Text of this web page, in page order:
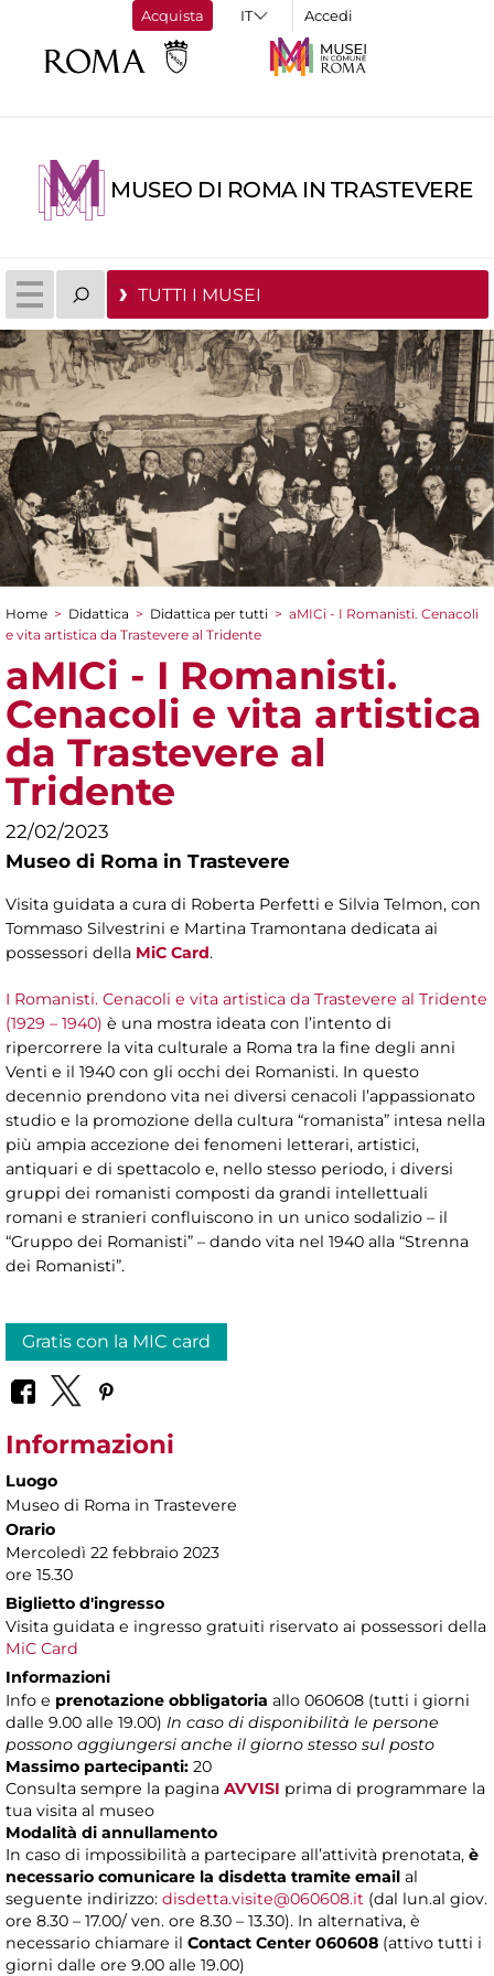
Acquista Accedi
MUSEO DI ROMA IN TRASTEVERE
TUTTI I MUSEI
Tu sei qui
Home > Didattica > Didattica per tutti > aMICi - I Romanisti. Cenacoli
e vita artistica da Trastevere al Tridente
aMICi - I Romanisti.
Cenacoli e vita artistica
da Trastevere al
Tridente
22/02/2023
Museo di Roma in Trastevere
Visita guidata a cura di Roberta Perfetti e Silvia Telmon, con
Tommaso Silvestrini e Martina Tramontana dedicata ai
possessori della MiC Card.
I Romanisti. Cenacoli e vita artistica da Trastevere al Tridente
(1929 – 1940) è una mostra ideata con l’intento di
ripercorrere la vita culturale a Roma tra la fine degli anni
Venti e il 1940 con gli occhi dei Romanisti. In questo
decennio prendono vita nei diversi cenacoli l’appassionato
studio e la promozione della cultura “romanista” intesa nella
più ampia accezione dei fenomeni letterari, artistici,
antiquari e di spettacolo e, nello stesso periodo, i diversi
gruppi dei romanisti composti da grandi intellettuali
romani e stranieri confluiscono in un unico sodalizio – il
“Gruppo dei Romanisti” – dando vita nel 1940 alla “Strenna
dei Romanisti”.
Gratis con la MIC card
Informazioni
Luogo
Museo di Roma in Trastevere
Orario
Mercoledì 22 febbraio 2023
ore 15.30
Biglietto d'ingresso
Visita guidata e ingresso gratuiti riservato ai possessori della
MiC Card
Informazioni
Info e prenotazione obbligatoria allo 060608 (tutti i giorni
dalle 9.00 alle 19.00) In caso di disponibilità le persone
possono aggiungersi anche il giorno stesso sul posto
Massimo partecipanti: 20
Consulta sempre la pagina AVVISI prima di programmare la
tua visita al museo
Modalità di annullamento
In caso di impossibilità a partecipare all’attività prenotata, è
necessario comunicare la disdetta tramite email al
seguente indirizzo: disdetta.visite@060608.it (dal lun.al giov.
ore 8.30 – 17.00/ ven. ore 8.30 – 13.30). In alternativa, è
necessario chiamare il Contact Center 060608 (attivo tutti i
giorni dalle ore 9.00 alle 19.00)